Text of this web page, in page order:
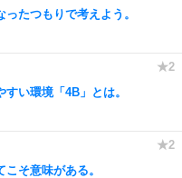
たつもりで考えよう。
い環境「4B」とは。
そ意味がある。